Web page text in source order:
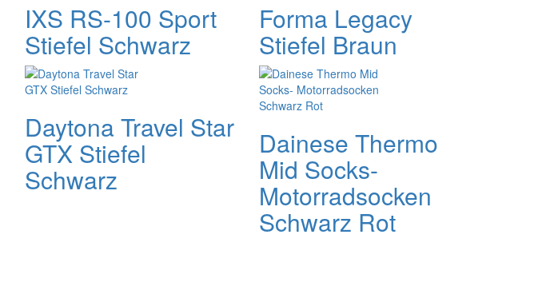
IXS RS-100 Sport
Stiefel Schwarz
Forma Legacy
Stiefel Braun
Daytona Travel Star
GTX Stiefel
Schwarz
Dainese Thermo
Mid Socks-
Motorradsocken
Schwarz Rot